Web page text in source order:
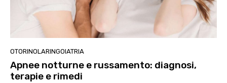
OTORINOLARINGOIATRIA
Apnee notturne e russamento: diagnosi,
terapie e rimedi